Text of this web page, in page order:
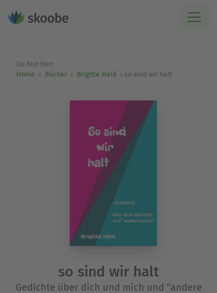
Du bist hier:
Home
Bücher Brigitte Held so sind wir halt
so sind wir halt
Gedichte über dich und mich und "andere